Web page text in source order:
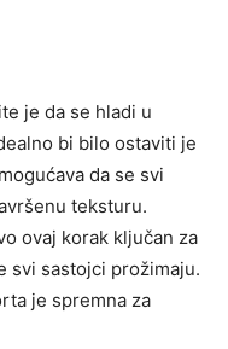
je da se hladi u
bi bilo ostaviti je
da se svi
teksturu.
ovaj korak ključan za
svi sastojci prožimaju.
je spremna za